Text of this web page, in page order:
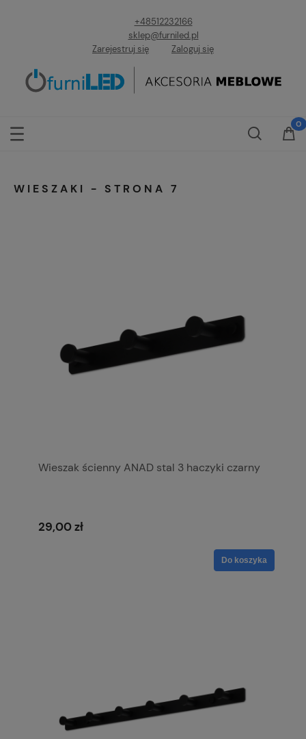
+48512232166
sklep@furniled.pl
Zarejestruj się
Zaloguj się
WIESZAKI - STRONA 7
Wieszak ścienny ANAD stal 3 haczyki czarny
29,00 zł
Do koszyka